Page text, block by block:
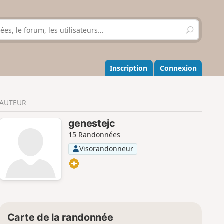
R
e
h
e
r
r
Inscription Connexion
AUTEUR
genestejc
15 Randonnées
Visorandonneur
Carte de la randonnée